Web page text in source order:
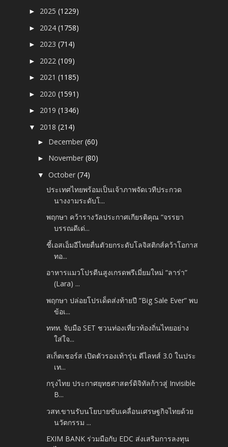
► 2025(1229)
► 2024(1758)
► 2023(714)
► 2022(109)
► 2021(1185)
► 2020(1591)
► 2019(1346)
▼ 2018(214)
► December(60)
► November(80)
▼October(74)
ประเทศไทยพร้อมเป็นเจ้าภาพจัดเวทีประกวด
นางงามระดับโ...
พฤกษา คว้ารางวัลประกาศเกียรติคุณ “จรรยา
บรรณดีเด่...
ชี้เอสเอ็มอีไทยตื่นตัวยกระดับโลจิสติกส์คว้าโอกาส
ทอ...
อาหารแมวโปรตีนสูงเกรดพรีเมี่ยมใหม่ “ลาร่า”
(Lara) ...
พฤกษา ปล่อยโปรเด็ดส่งท้ายปี “Big Sale Ever” พบ
ข้อเ...
ททท. จับมือ SET ชวนท่องเที่ยวท้องถิ่นไทยอย่าง
ใส่ใจ...
สเก็ตเชอร์ส เปิดตัวรองเท้ารุ่น ดีไลทส์ 3.0 ในประ
เท...
กรุงไทย ประกาศยุทธศาสตร์ดิจิทัลก้าวสู่ Invisible
B...
วสท.ขานรับนโยบายขับเคลื่อนเศรษฐกิจไทยด้วย
นวัตกรรม ...
EXIM BANK ร่วมมือกับ EDC ส่งเสริมการลงทุน